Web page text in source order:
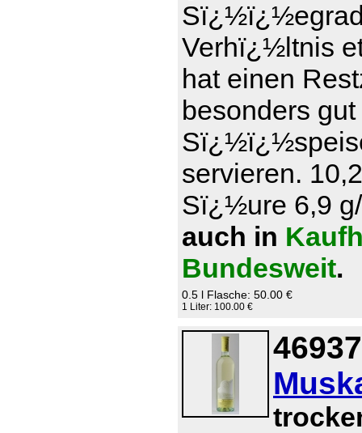
Verhï¿½ltnis
hat einen
besonders
servieren.
Sï¿½ure 6,9
auch in
Bundesweit.
0.5 l Flasche: 50.00 €
1 Liter: 100.00 €